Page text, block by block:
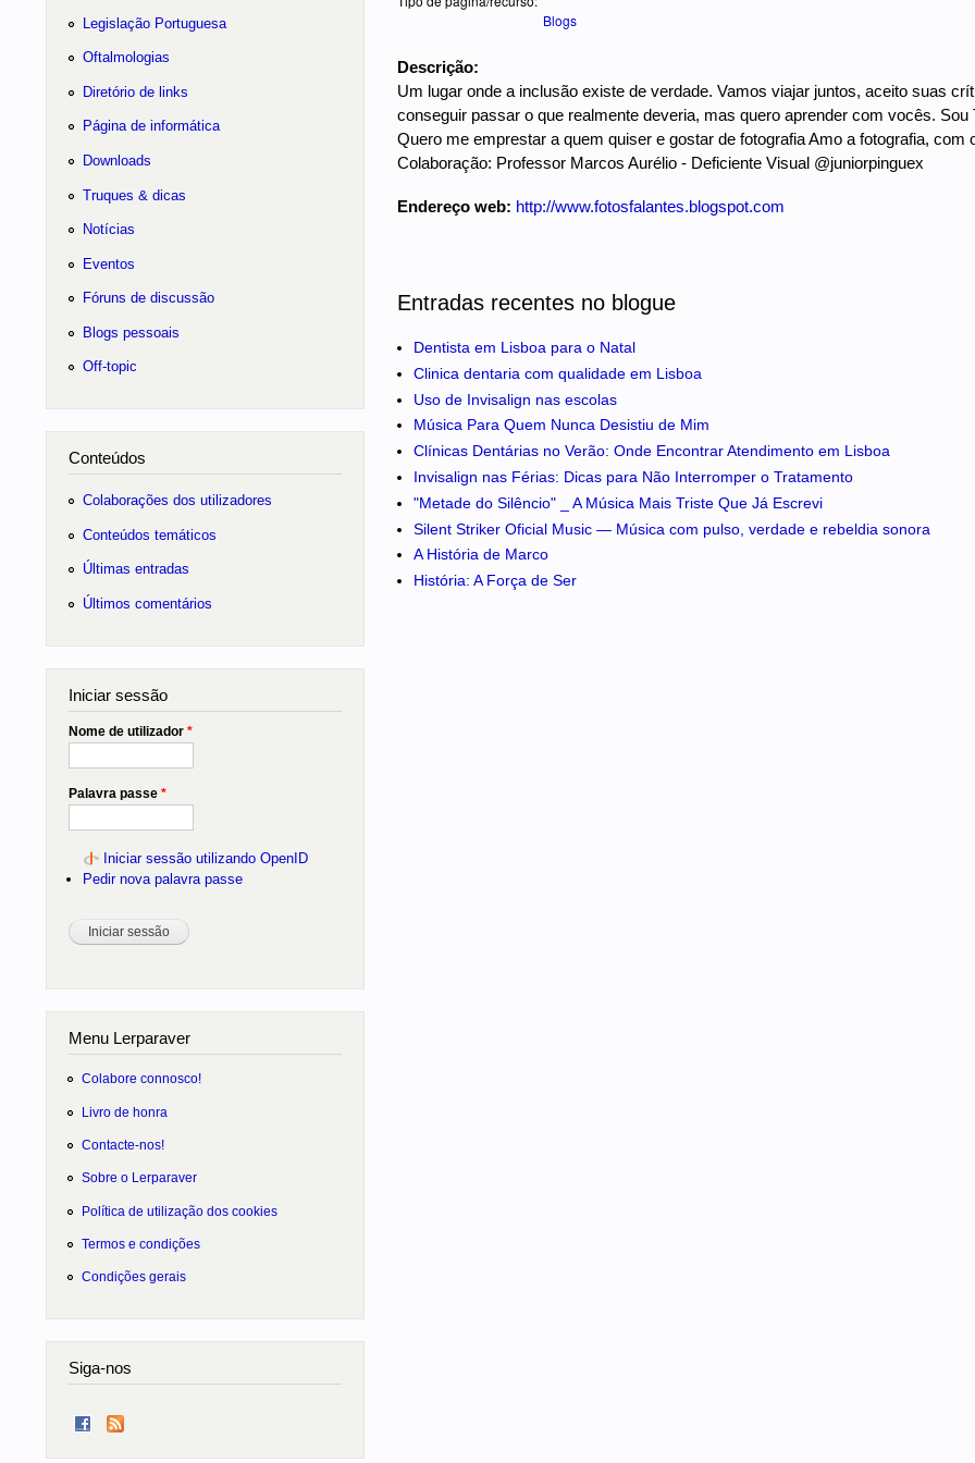
Blogs
Descrição:
Um lugar onde a inclusão existe de verdade. Vamos viajar juntos, aceito suas
conseguir passar o que realmente deveria, mas quero aprender com vocês.
Quero me emprestar a quem quiser e gostar de fotografia Amo a fotografia,
Colaboração: Professor Marcos Aurélio - Deficiente Visual @juniorpinguex
Endereço web: http://www.fotosfalantes.blogspot.com
Entradas recentes no blogue
Dentista em Lisboa para o Natal
Clinica dentaria com qualidade em Lisboa
Uso de Invisalign nas escolas
Música Para Quem Nunca Desistiu de Mim
Clínicas Dentárias no Verão: Onde Encontrar Atendimento em Lisboa
Invisalign nas Férias: Dicas para Não Interromper o Tratamento
"Metade do Silêncio" _ A Música Mais Triste Que Já Escrevi
Silent Striker Oficial Music — Música com pulso, verdade e rebeldia sonora
A História de Marco
História: A Força de Ser
Legislação Portuguesa
Oftalmologias
Diretório de links
Página de informática
Downloads
Truques & dicas
Notícias
Eventos
Fóruns de discussão
Blogs pessoais
Off-topic
Conteúdos
Colaborações dos utilizadores
Conteúdos temáticos
Últimas entradas
Últimos comentários
Iniciar sessão
Nome de utilizador *
Palavra passe *
Iniciar sessão utilizando OpenID
Pedir nova palavra passe
Menu Lerparaver
Colabore connosco!
Livro de honra
Contacte-nos!
Sobre o Lerparaver
Política de utilização dos cookies
Termos e condições
Condições gerais
Siga-nos